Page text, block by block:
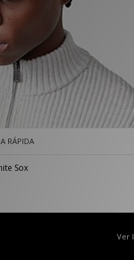
RÁPIDA
Sox
Ver